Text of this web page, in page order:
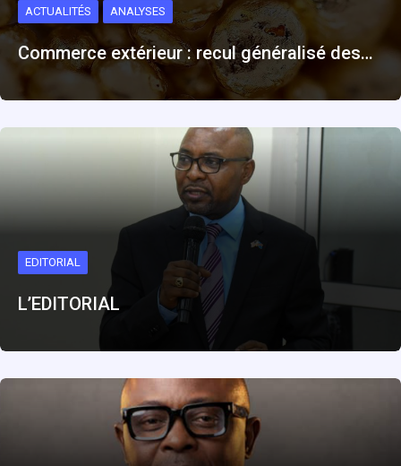
ACTUALITÉS ANALYSES
Commerce extérieur : recul généralisé des…
EDITORIAL
L’EDITORIAL